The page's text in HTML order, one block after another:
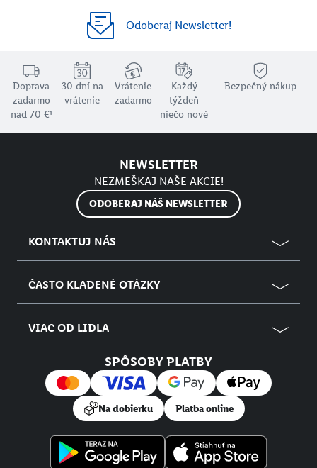
Odoberaj Newsletter!
Doprava
zadarmo
nad 70 €¹
30 dní na
vrátenie
Vrátenie
zadarmo
Každý
týždeň
niečo nové
Bezpečný nákup
NEWSLETTER
NEZMEŠKAJ NAŠE AKCIE!
ODOBERAJ NÁŠ NEWSLETTER
KONTAKTUJ NÁS
ČASTO KLADENÉ OTÁZKY
VIAC OD LIDLA
SPÔSOBY PLATBY
Na dobierku Platba online